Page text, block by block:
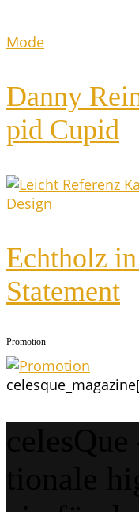
Mode
Dan­ny
pid Cupid
Design
Echt­holz
Statement
Pro­mo­ti­on
celesque_magazine